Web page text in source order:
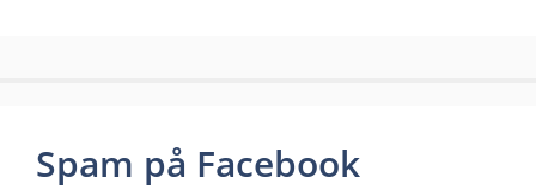
Spam på Facebook